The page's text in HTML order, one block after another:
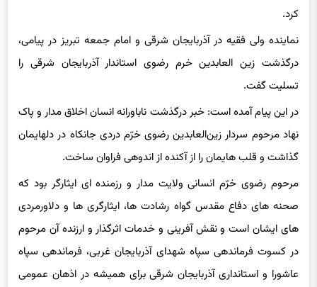
استاندار آذربایجان شرقی و نماینده عالی دولت در این استان منصوب
کرد.
نماینده ولی فقیه در آذربایجان شرقی و امام جمعه تبریز در پیامی،
درگذشت زین العابدین خرم رضوی استاندار آذربایجان شرقی را
تسلیت گفت.
در این پیام آمده است: خبر درگذشت ناباورانه انسان اخلاق مدار و پاک
نهاد مرحوم سردار زین‌العابدین رضوی خرّم دردی جانکاه در دلهایمان
گذاشت و قلب هایمان را از آکنده از اندوهی فراوان ساخت.
مرحوم رضوی خرّم انسانی ولایت مدار و رزمنده ای ایثارگر بود که
صحنه های دفاع مقدس گواه رشادت ها، ایثارگری ها و دلاورمردی
های ایشان است و نقش آفرینی و خدمات اثرگذار و ارزنده آن مرحوم
در کسوت فرماندهی سپاه شهدای آذربایجان غربی، فرماندهی سپاه